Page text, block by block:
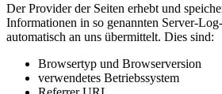
Der Provider der Seiten erhebt und
Informationen in so genannten Server-
automatisch an uns übermittelt. Dies sind:
Browsertyp und Browserversion
verwendetes Betriebssystem